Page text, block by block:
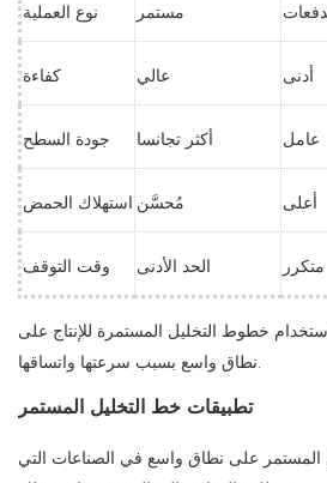
نوع العملية مستمر
كفاءة عالي أدنى
جودة السطح أكثر تجانسا عامل
استهلاك الحمض مُحسَّن أعلى
وقت التوقف الحد الأدنى متكرر
خطوط التخليل المستمرة للإنتاج على
نطاق واسع بسبب سرعتها واتساقها.
تطبيقات خط التخليل المستمر
المستمر على نطاق واسع في الصناعات التي